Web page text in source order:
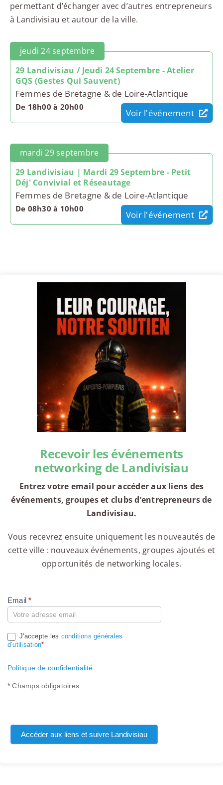
permettant d’échanger avec d’autres entrepreneurs
à Landivisiau et autour de la ville.
jeudi 24 septembre
29 Landivisiau / Jeudi 24 Septembre - Atelier
GQS (Gestes Qui Sauvent)
Femmes de Bretagne & de Loire-Atlantique
De 18h00 à 20h00
Voir l'événement
mardi 29 septembre
29 Landivisiau | Mardi 29 Septembre - Petit
Déj' Convivial et Réseautage
Femmes de Bretagne & de Loire-Atlantique
De 08h30 à 10h00
Voir l'événement
Recevoir les événements
networking de Landivisiau
Entrez votre email pour accéder aux liens des
événements, groupes et clubs d’entrepreneurs de
Landivisiau.
Vous recevrez ensuite uniquement les nouveautés de
cette ville : nouveaux événements, groupes ajoutés et
opportunités de networking locales.
Compte
Email*
J'accepte les conditions générales
d’utilisation*
Politique de confidentialité
* Champs obligatoires
Accéder aux liens et suivre Landivisiau